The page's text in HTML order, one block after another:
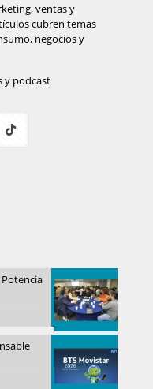
ventas y
cubren temas
negocios y
y podcast